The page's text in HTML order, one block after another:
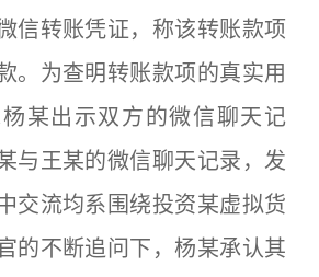
信转账凭证，称该转账款项
。为查明转账款项的真实用
某出示双方的微信聊天记
与王某的微信聊天记录，发
交流均系围绕投资某虚拟货
的不断追问下，杨某承认其